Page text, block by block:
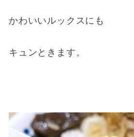
かわいいルックスにも
キュンときます。